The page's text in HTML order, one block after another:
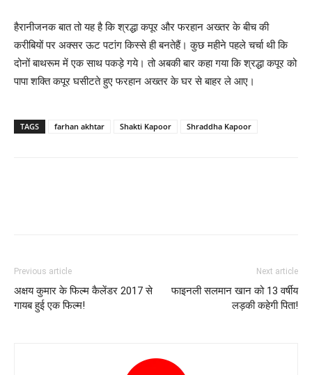
हैरानीजनक बात तो यह है कि श्रद्धा कपूर और फरहान अख्‍तर के बीच की
करीबियों पर अक्‍सर ऊट पटांग किस्‍से ही बनतेहैं। कुछ महीने पहले चर्चा थी कि
दोनों बाथरूम में एक साथ पकड़े गये। तो अबकी बार कहा गया कि श्रद्धा कपूर को
पापा शक्‍ति कपूर घसीटते हुए फरहान अख्‍तर के घर से बाहर ले आए।
TAGS farhan akhtar Shakti Kapoor Shraddha Kapoor
Previous article
अक्षय कुमार के फिल्‍म कैलेंडर 2017 से
गायब हुई एक फिल्‍म!
Next article
फाइनली सलमान खान को 13 वर्षीय
लड़की कहेगी पिता!